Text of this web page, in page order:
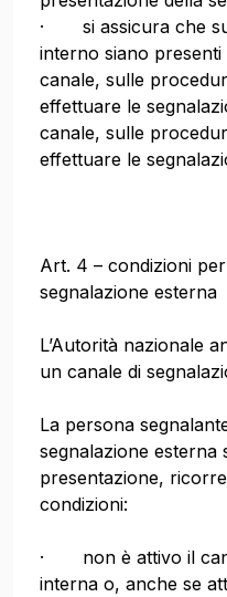
· si assicura che
interno siano
canale, sulle
effettuare le
canale, sulle
effettuare le
Art. 4 – condizioni
segnalazione esterna
L’Autorità nazionale
un canale di
La persona
segnalazione esterna
presentazione,
condizioni:
· non è attivo il
interna o, anche se